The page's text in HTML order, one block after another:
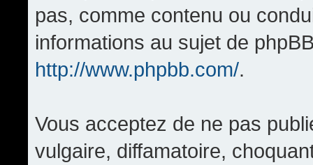
pas, comme contenu ou
informations au sujet de
http://www.phpbb.com/.
Vous acceptez de ne pas
vulgaire, diffamatoire,